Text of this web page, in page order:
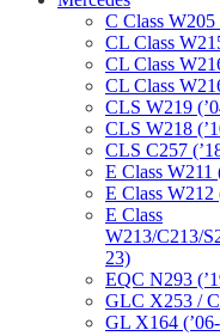
C Class W205
CL Class
CL Class
CL Class
CLS W219
CLS W218
CLS C257
E Class W211
E Class W212
E Class
W213/C213/
23)
EQC N293
GLC X253 /
GL X164